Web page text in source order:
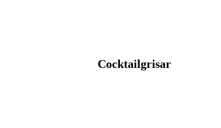
Cocktailgrisar